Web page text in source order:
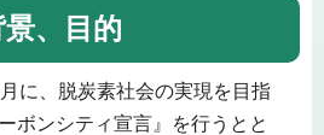
、目的
に、脱炭素社会の実現を目指
ボンシティ宣言』を行うとと